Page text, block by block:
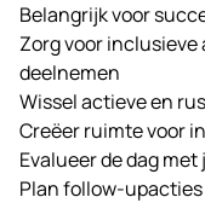
Belangrijk voor
Zorg voor
deelnemen
Wissel actieve en
Creëer ruimte voor
Evalueer de dag met
Plan follow-